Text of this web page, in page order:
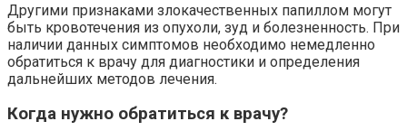
Другими признаками злокачественных папиллом могут
быть кровотечения из опухоли, зуд и болезненность. При
наличии данных симптомов необходимо немедленно
обратиться к врачу для диагностики и определения
дальнейших методов лечения.
Когда нужно обратиться к врачу?